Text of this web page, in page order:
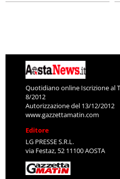
Quotidiano online Iscrizione al
8/2012
Autorizzazione del 13/12/2012
www.gazzettamatin.com
Editore
LG PRESSE S.R.L.
via Festaz, 52 11100 AOSTA